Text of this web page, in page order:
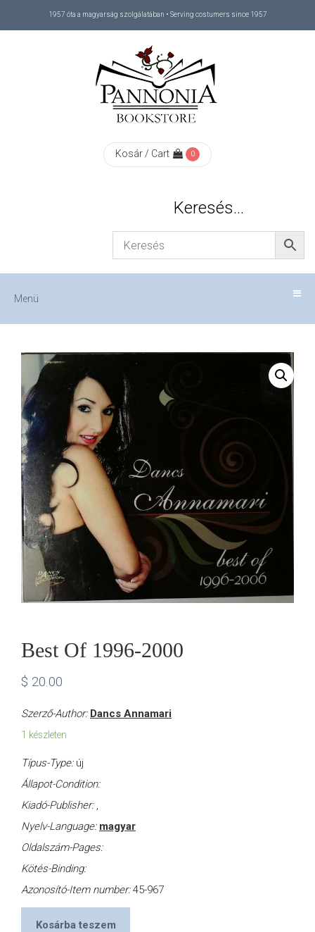
1957 óta a magyarság szolgálatában • Serving costumers since 1957
Kosár / Cart 0
Keresés…
Menü
SHOP
KAPCSOLAT
CONTACT
Best Of 1996-2000
$ 20.00
Szerző-Author: Dancs Annamari
1 készleten
Típus-Type: új
Állapot-Condition:
Kiadó-Publisher: ,
Nyelv-Language: magyar
Oldalszám-Pages:
Kötés-Binding:
Azonosító-Item number:45-967
Kosárba teszem